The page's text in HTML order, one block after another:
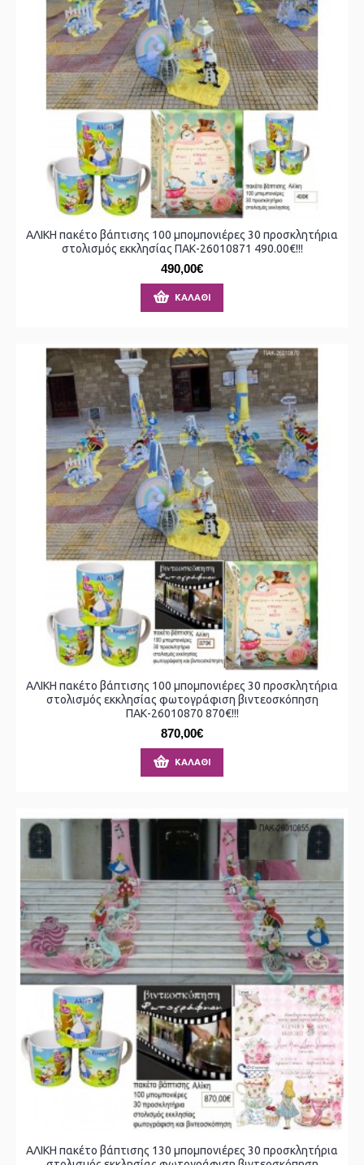
ΑΛΙΚΗ πακέτο βάπτισης 100 μπομπονιέρες 30 προσκλητήρια
στολισμός εκκλησίας ΠΑΚ-26010871 490.00€!!!
490,00€
ΚΑΛΆΘΙ
ΑΛΙΚΗ πακέτο βάπτισης 100 μπομπονιέρες 30 προσκλητήρια
στολισμός εκκλησίας φωτογράφιση βιντεοσκόπηση
ΠΑΚ-26010870 870€!!!
870,00€
ΚΑΛΆΘΙ
ΑΛΙΚΗ πακέτο βάπτισης 130 μπομπονιέρες 30 προσκλητήρια